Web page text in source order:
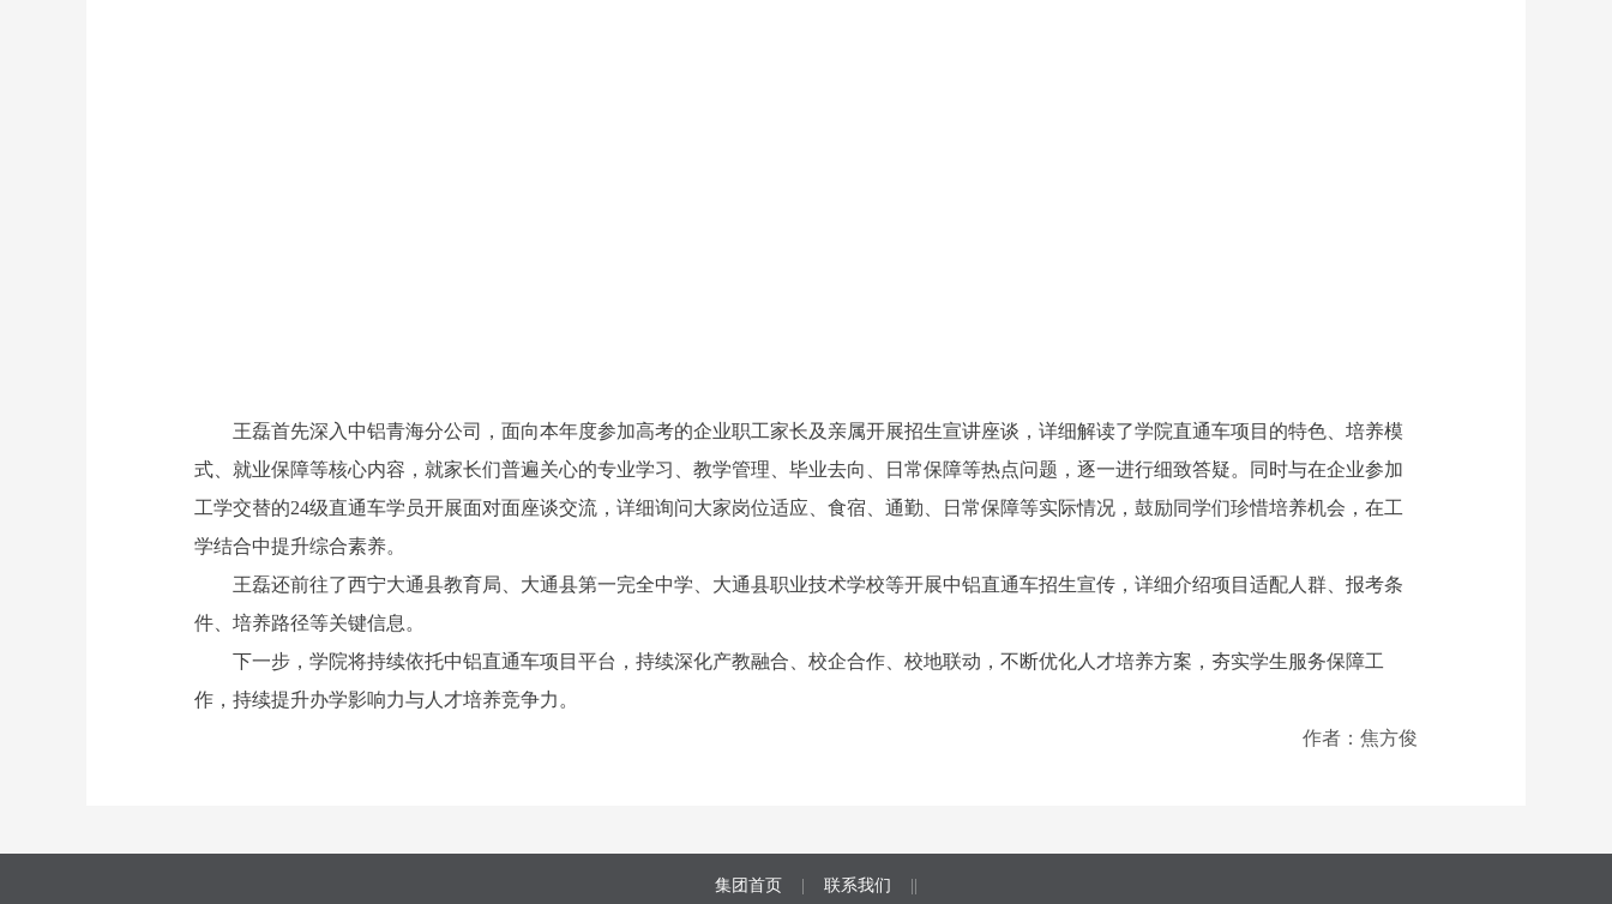
王磊首先深入中铝青海分公司，面向本年度参加高考的企业职工家长及亲属开展招生宣讲座谈，详细解读了学院直通车项目的特色、培养模
式、就业保障等核心内容，就家长们普遍关心的专业学习、教学管理、毕业去向、日常保障等热点问题，逐一进行细致答疑。同时与在企业参加
工学交替的24级直通车学员开展面对面座谈交流，详细询问大家岗位适应、食宿、通勤、日常保障等实际情况，鼓励同学们珍惜培养机会，在工
学结合中提升综合素养。
王磊还前往了西宁大通县教育局、大通县第一完全中学、大通县职业技术学校等开展中铝直通车招生宣传，详细介绍项目适配人群、报考条
件、培养路径等关键信息。
下一步，学院将持续依托中铝直通车项目平台，持续深化产教融合、校企合作、校地联动，不断优化人才培养方案，夯实学生服务保障工
作，持续提升办学影响力与人才培养竞争力。
作者：焦方俊
集团首页 | 联系我们 ||